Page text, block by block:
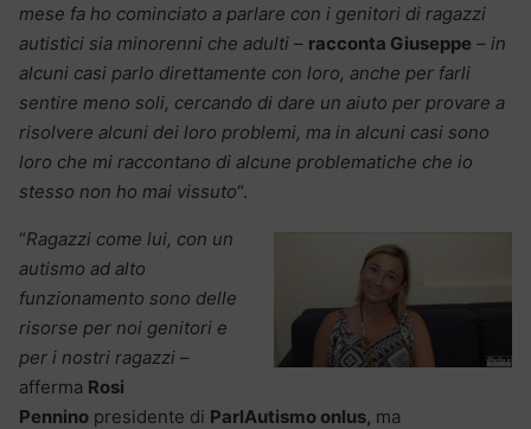
mese fa ho cominciato a parlare con i genitori di ragazzi
autistici sia minorenni che adulti – racconta Giuseppe – in
alcuni casi parlo direttamente con loro, anche per farli
sentire meno soli, cercando di dare un aiuto per provare a
risolvere alcuni dei loro problemi, ma in alcuni casi sono
loro che mi raccontano di alcune problematiche che io
stesso non ho mai vissuto“.
“Ragazzi come lui, con un
autismo ad alto
funzionamento sono delle
risorse per noi genitori e
per i nostri ragazzi –
afferma Rosi
Pennino presidente di ParlAutismo onlus, ma